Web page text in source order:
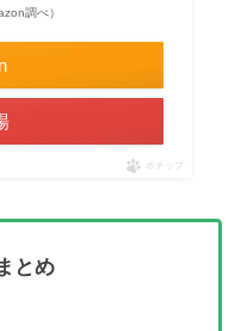
調べ）
ポチップ
とめ